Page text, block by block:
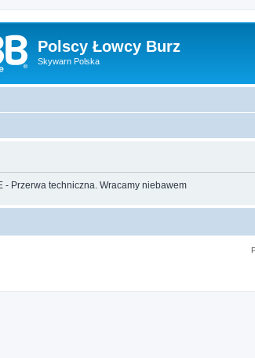
Polscy Łowcy Burz
Skywarn Polska
- Przerwa techniczna. Wracamy niebawem